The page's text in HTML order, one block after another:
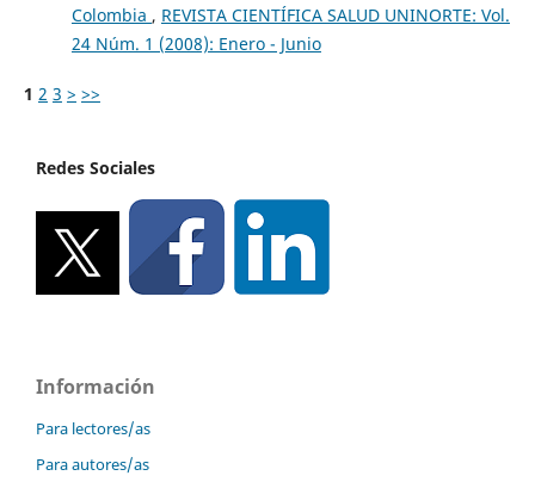
Colombia , REVISTA CIENTÍFICA SALUD UNINORTE: Vol.
24 Núm. 1 (2008): Enero - Junio
1 2 3 > >>
Redes Sociales
Información
Para lectores/as
Para autores/as